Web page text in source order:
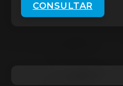
CONSULTAR